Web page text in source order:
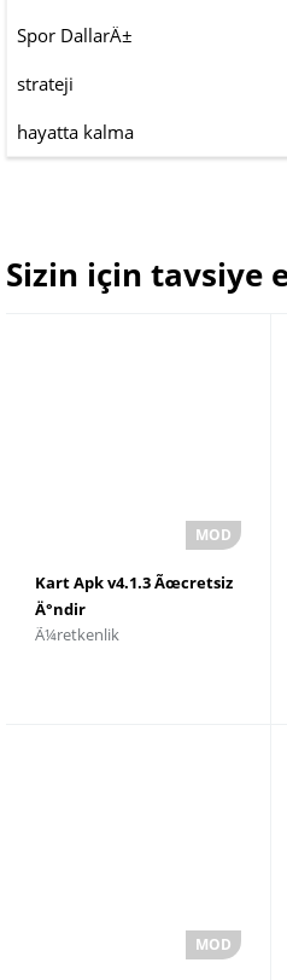
Spor DallarÄ±
strateji
hayatta kalma
Sizin için tavsiye
Kart Apk v4.1.3 Ãœcretsiz
Ä°ndir
Ã¼retkenlik